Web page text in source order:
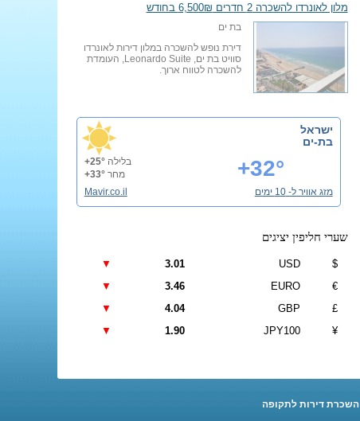
מלון לאונרדו להשכרה 2 חדרים 6,500₪ בחודש
בת ים
דירת נופש להשכרה במלון דירות לאונרדו
סוויט בת ים, Leonardo Suite, העומדת
להשכרה לטווח ארוך.
ישראל
בת-ים
+32° בלילה+25°
מחר+33°
מזג אוויר ל- 10 ימים
Mavir.co.il
שערי חליפין יציגים
$
USD
3.01
▼
€
EURO
3.46
▼
£
GBP
4.04
▼
¥
JPY100
1.90
▼
השכרת דירות לתקופה